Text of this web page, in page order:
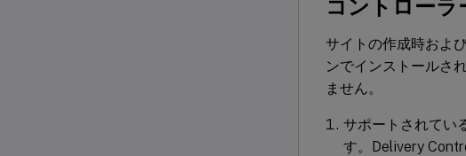
コントローラ
サイトの作成時およ
ンでインストールさ
ません。
サポートされてい
す。Delivery